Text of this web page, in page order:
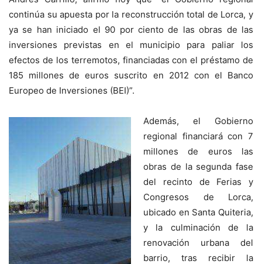
continúa su apuesta por la reconstrucción total de Lorca, y
ya se han iniciado el 90 por ciento de las obras de las
inversiones previstas en el municipio para paliar los
efectos de los terremotos, financiadas con el préstamo de
185 millones de euros suscrito en 2012 con el Banco
Europeo de Inversiones (BEI)”.
Además, el Gobierno
regional financiará con 7
millones de euros las
obras de la segunda fase
del recinto de Ferias y
Congresos de Lorca,
ubicado en Santa Quiteria,
y la culminación de la
renovación urbana del
barrio, tras recibir la